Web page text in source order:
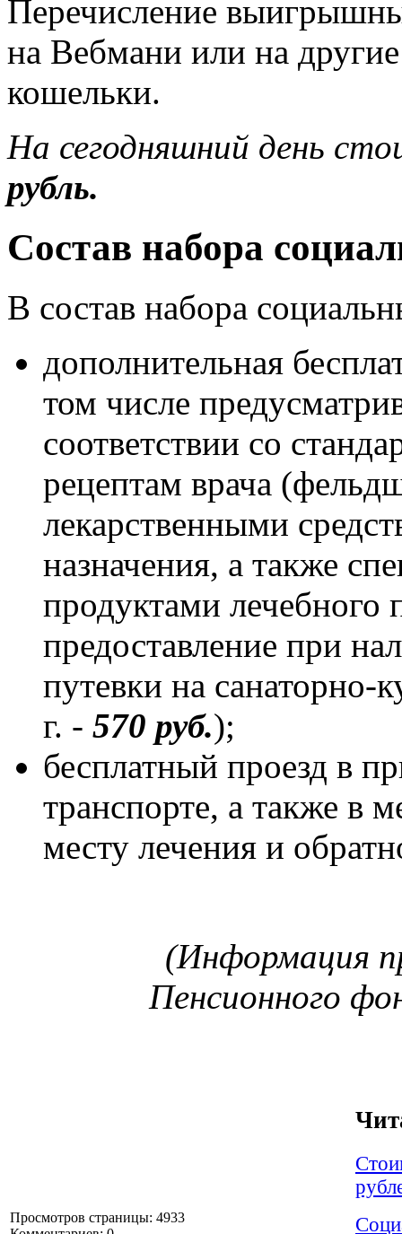
Перечисление
на Вебмани или на
кошельки.
На сегодняшний день
рубль.
Состав набора
В состав набора
дополнительная
том числе
соответствии со
рецептам врача
лекарственными
назначения, а также
продуктами лечебного
предоставление при
путевки на санаторно-
г. - 570 руб.);
бесплатный проезд в
транспорте, а также в
месту лечения и
(Информация
Пенсионного
Просмотров страницы: 4933